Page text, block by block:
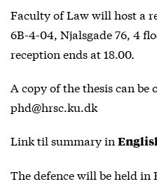
Faculty of Law will host a
6B-4-04, Njalsgade 76, 4
reception ends at 18.00.
A copy of the thesis can be
phd@hrsc.ku.dk
Link til summary in
The defence will be held in